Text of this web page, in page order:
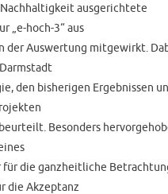
ausgerichtete
„e-hoch-3“ aus
der Auswertung mitgewirkt.
den bisherigen Ergebnissen
Besonders
für die ganzheitliche
die Akzeptanz